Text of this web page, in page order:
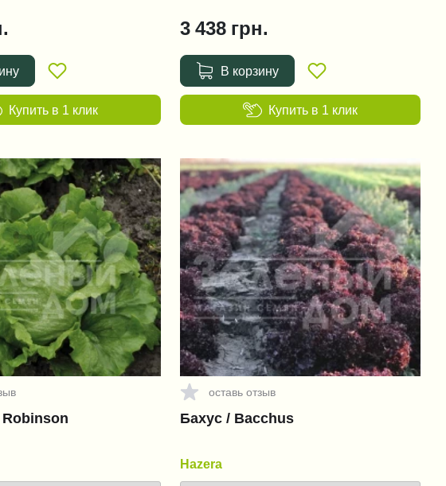
Купить в 1 клик
3 438грн.
В корзину
Купить в 1 клик
оставь отзыв
Бахус / Bacchus
Hazera